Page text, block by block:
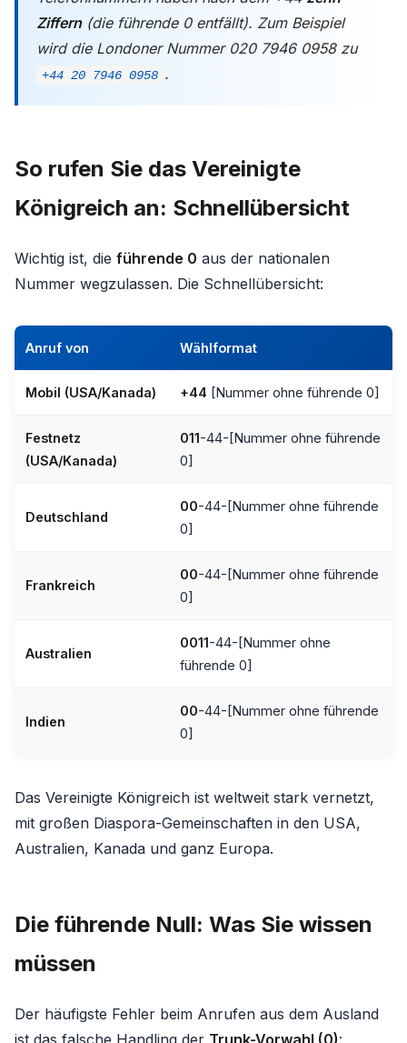
Ziffern(die führende 0 entfällt). Zum Beispiel
wird die Londoner Nummer 020 7946 0958 zu
+44 20 7946 0958 .
So rufen Sie das Vereinigte
Königreich an: Schnellübersicht
Wichtig ist, die führende 0 aus der nationalen
Nummer wegzulassen. Die Schnellübersicht:
Anruf von Wählformat
Mobil (USA/Kanada) +44 [Nummer ohne führende 0]
Festnetz
(USA/Kanada)
011-44-[Nummer ohne führende
0]
Deutschland
00-44-[Nummer ohne führende
0]
Frankreich
00-44-[Nummer ohne führende
0]
Australien
0011-44-[Nummer ohne
führende 0]
Indien
00-44-[Nummer ohne führende
0]
Das Vereinigte Königreich ist weltweit stark vernetzt,
mit großen Diaspora-Gemeinschaften in den USA,
Australien, Kanada und ganz Europa.
Die führende Null: Was Sie wissen
müssen
Der häufigste Fehler beim Anrufen aus dem Ausland
ist das falsche Handling der Trunk-Vorwahl (0):